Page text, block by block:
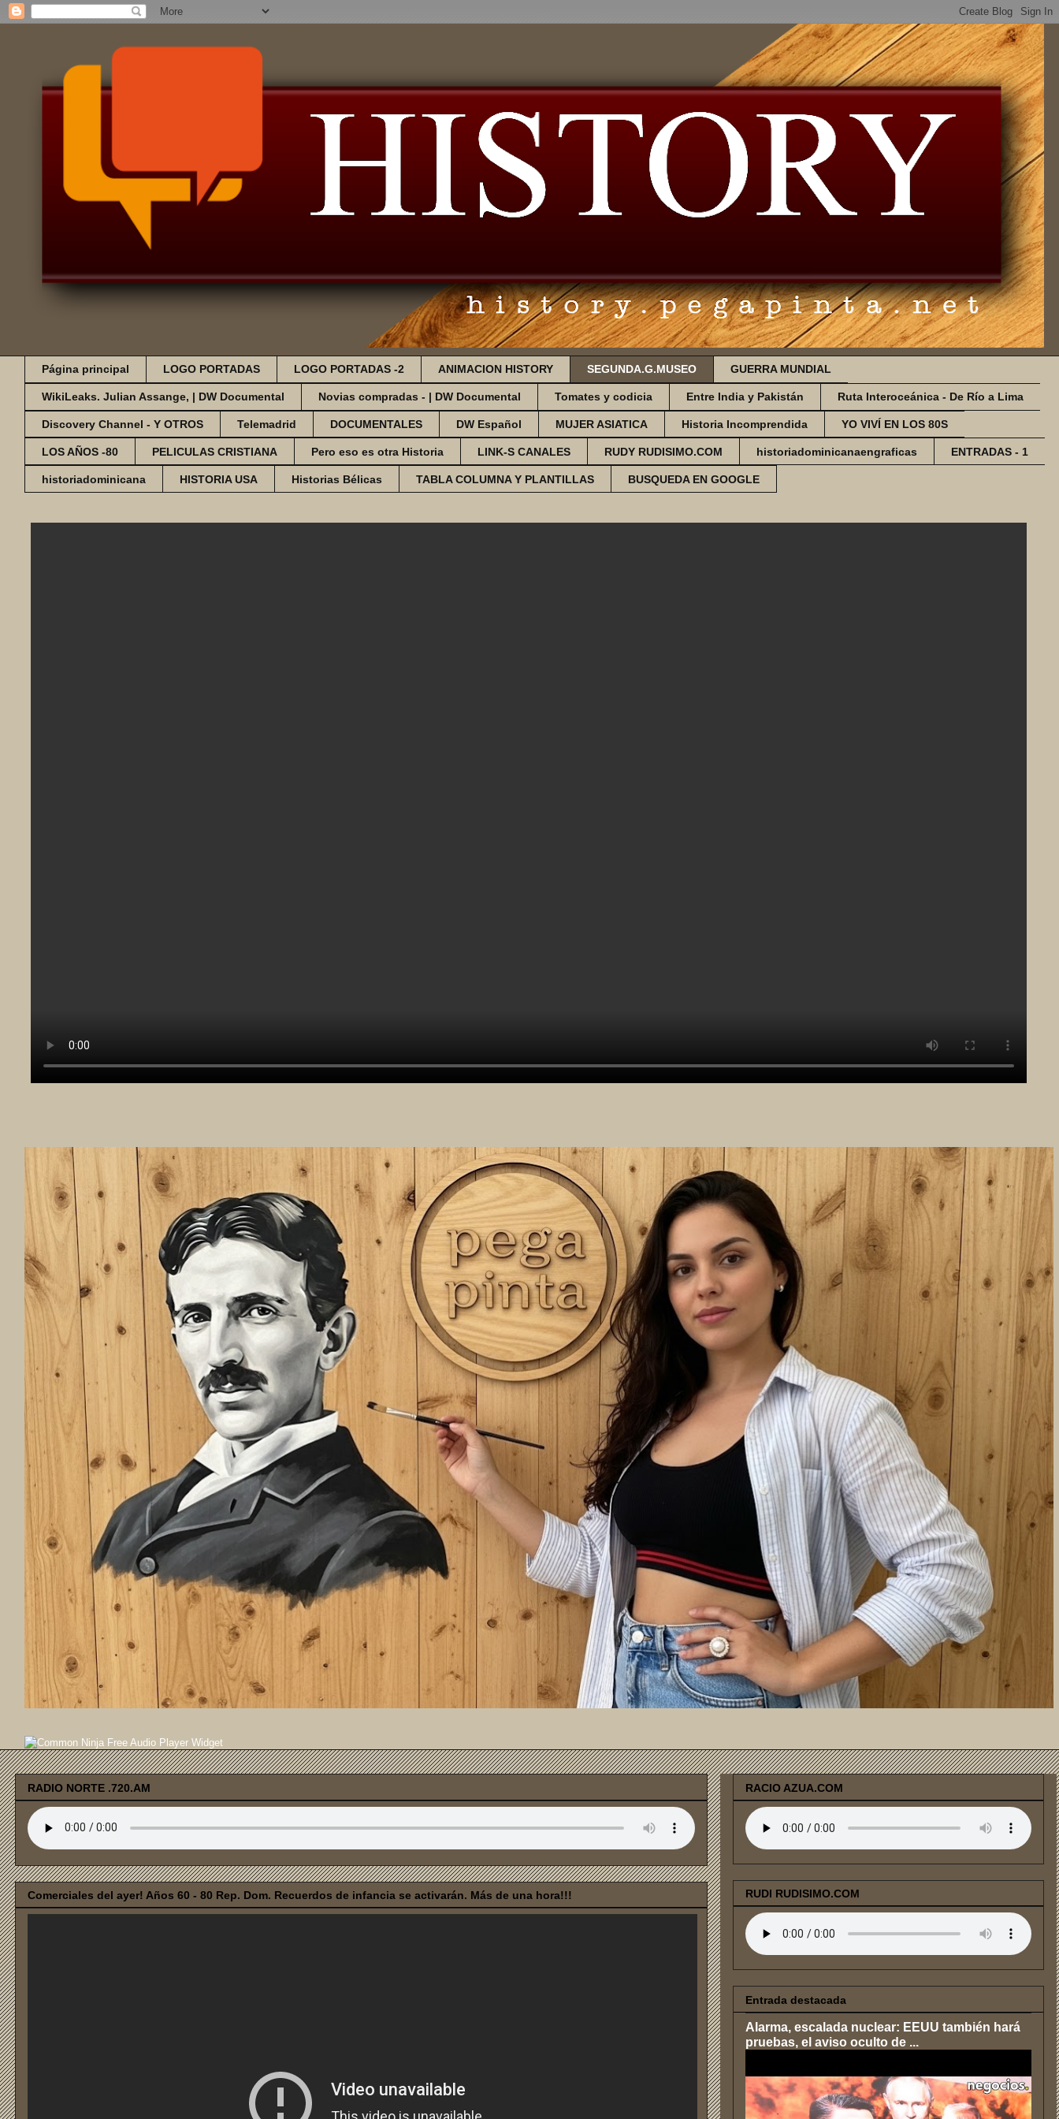
Página principal LOGO PORTADAS LOGO PORTADAS -2 ANIMACION HISTORY SEGUNDA.G.MUSEO GUERRA MUNDIAL
WikiLeaks. Julian Assange, | DW Documental Novias compradas - | DW Documental Tomates y codicia Entre India y Pakistán Ruta Interoceánica - De Río a Lima
Discovery Channel - Y OTROS Telemadrid DOCUMENTALES DW Español MUJER ASIATICA Historia Incomprendida YO VIVÍ EN LOS 80S
LOS AÑOS -80 PELICULAS CRISTIANA Pero eso es otra Historia LINK-S CANALES RUDY RUDISIMO.COM historiadominicanaengraficas ENTRADAS - 1
historiadominicana HISTORIA USA Historias Bélicas TABLA COLUMNA Y PLANTILLAS BUSQUEDA EN GOOGLE
Free Audio Player Widget
RADIO NORTE .720.AM
Comerciales del ayer! Años 60 - 80 Rep. Dom. Recuerdos de infancia se activarán. Más de una hora!!!
RACIO AZUA.COM
RUDI RUDISIMO.COM
Entrada destacada
Alarma, escalada nuclear: EEUU también hará
pruebas, el aviso oculto de ...